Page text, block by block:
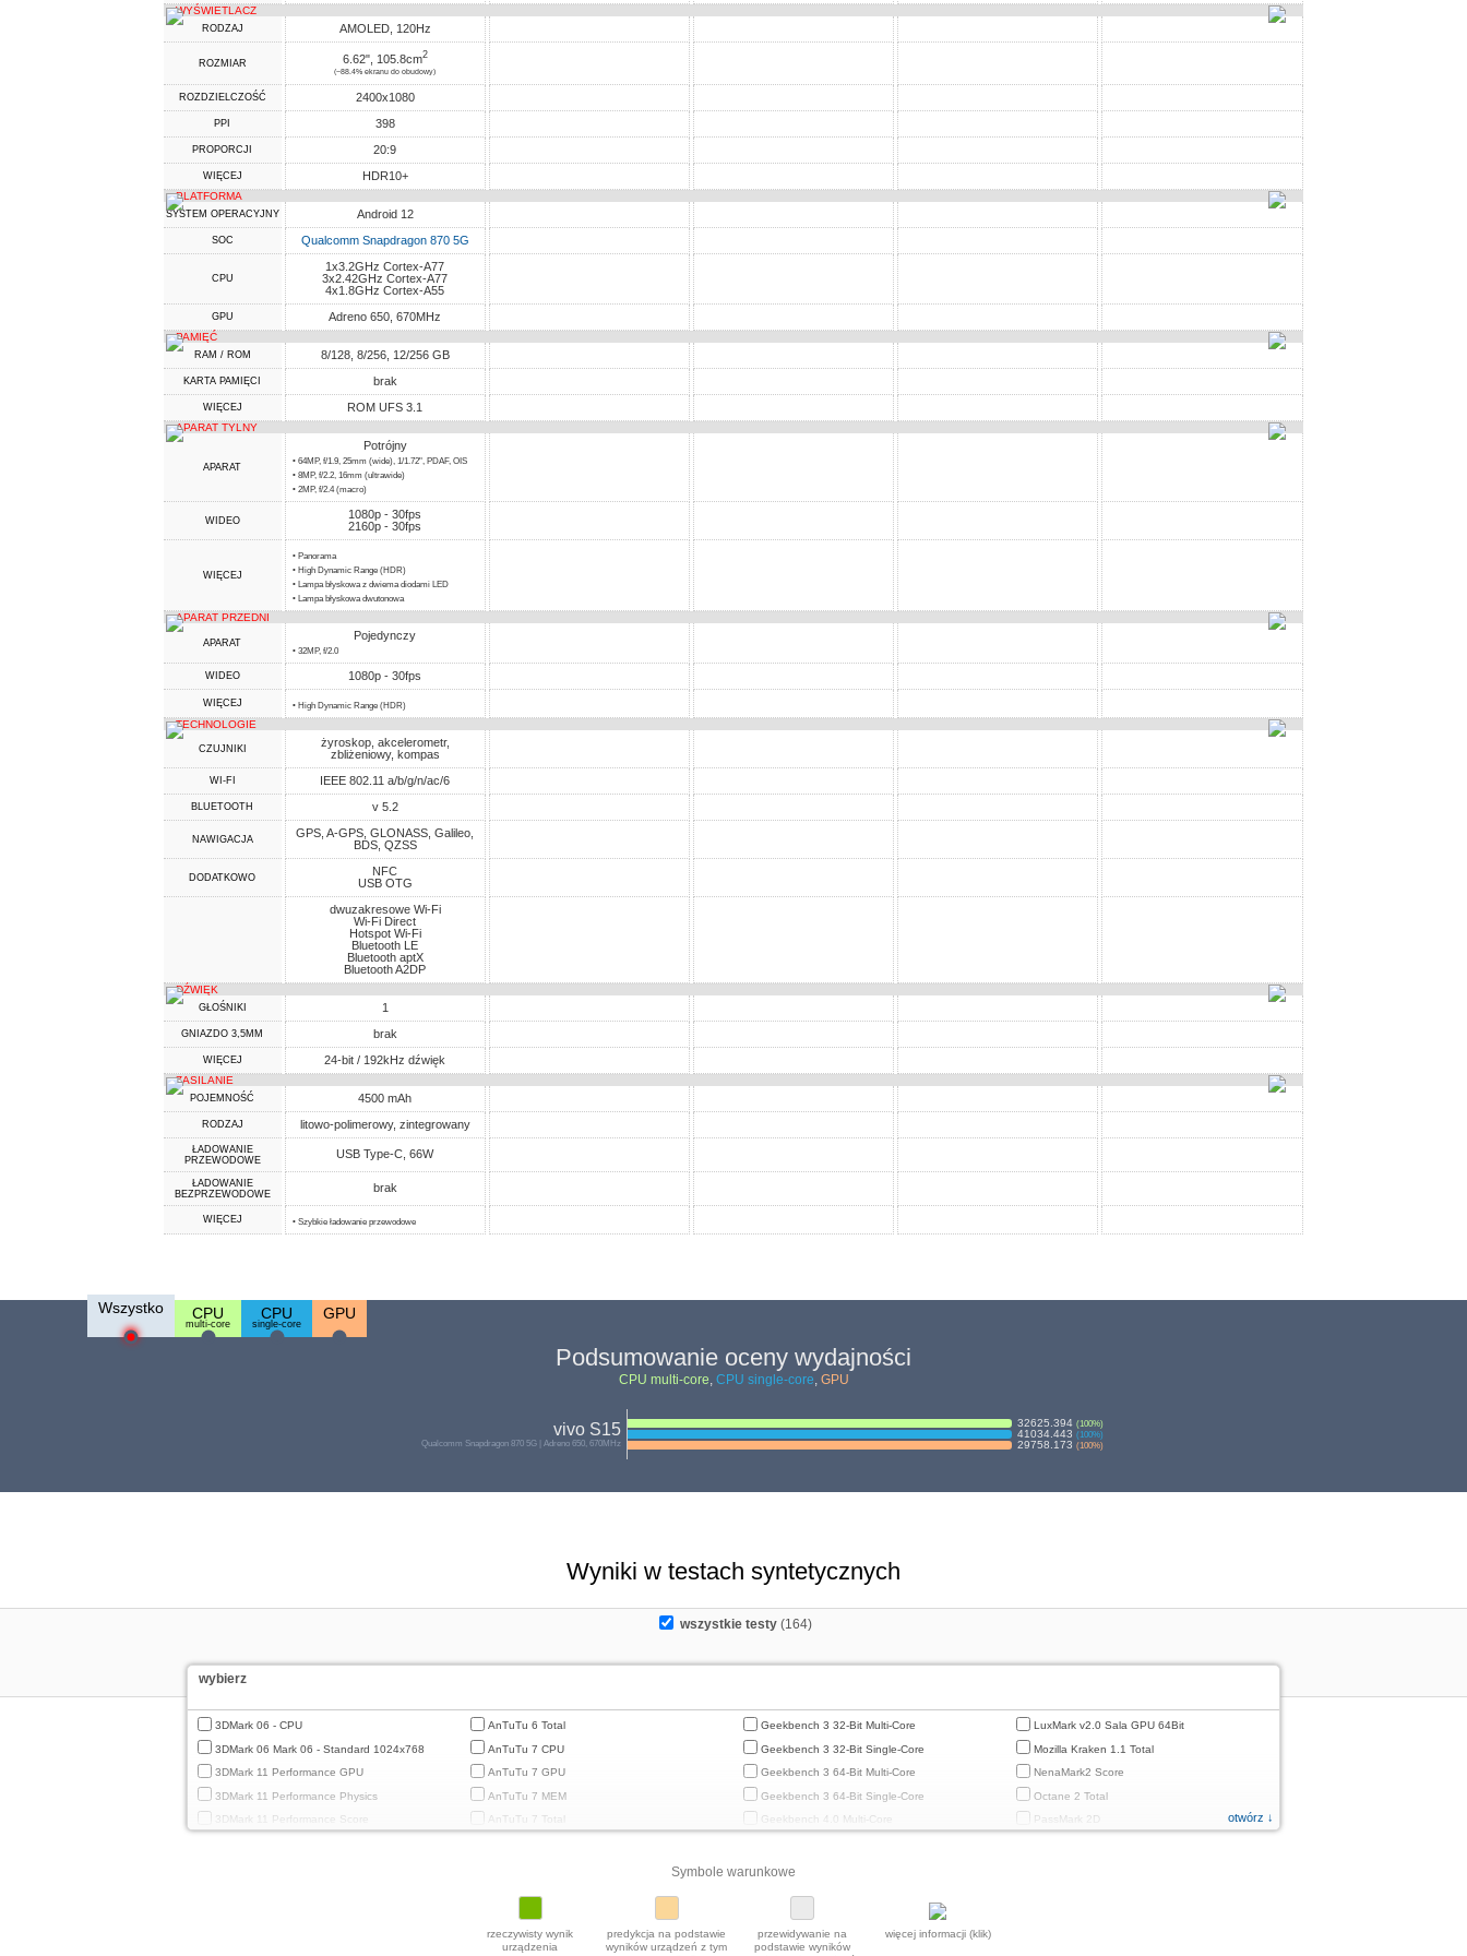
WYŚWIETLACZ
RODZAJ AMOLED, 120Hz
ROZMIAR 6.62", 105.8cm2
(~88.4% ekranu do obudowy)
ROZDZIELCZOŚĆ 2400x1080
PPI 398
PROPORCJI 20:9
WIĘCEJ HDR10+
PLATFORMA
SYSTEM OPERACYJNY Android 12
SOC Qualcomm Snapdragon 870 5G
CPU
1x3.2GHz Cortex-A77
3x2.42GHz Cortex-A77
4x1.8GHz Cortex-A55
GPU Adreno 650, 670MHz
PAMIĘĆ
RAM / ROM 8/128, 8/256, 12/256 GB
KARTA PAMIĘCI brak
WIĘCEJ ROM UFS 3.1
APARAT TYLNY
APARAT
Potrójny
• 64MP, f/1.9, 25mm (wide), 1/1.72", PDAF, OIS
• 8MP, f/2.2, 16mm (ultrawide)
• 2MP, f/2.4 (macro)
WIDEO
1080p - 30fps
2160p - 30fps
WIĘCEJ
• Panorama
• High Dynamic Range (HDR)
• Lampa błyskowa z dwiema diodami LED
• Lampa błyskowa dwutonowa
APARAT PRZEDNI
APARAT
Pojedynczy
• 32MP, f/2.0
WIDEO 1080p - 30fps
WIĘCEJ • High Dynamic Range (HDR)
TECHNOLOGIE
CZUJNIKI
żyroskop, akcelerometr,
zbliżeniowy, kompas
WI-FI IEEE 802.11 a/b/g/n/ac/6
BLUETOOTH v 5.2
NAWIGACJA
GPS, A-GPS, GLONASS, Galileo,
BDS, QZSS
DODATKOWO
NFC
USB OTG
dwuzakresowe Wi-Fi
Wi-Fi Direct
Hotspot Wi-Fi
Bluetooth LE
Bluetooth aptX
Bluetooth A2DP
DŹWIĘK
GŁOŚNIKI 1
GNIAZDO 3,5MM brak
WIĘCEJ 24-bit / 192kHz dźwięk
ZASILANIE
POJEMNOŚĆ 4500 mAh
RODZAJ litowo-polimerowy, zintegrowany
ŁADOWANIE
PRZEWODOWE
USB Type-C, 66W
ŁADOWANIE
BEZPRZEWODOWE
brak
WIĘCEJ • Szybkie ładowanie przewodowe
Wszystko CPU
multi-core
CPU
single-core
GPU
Podsumowanie oceny wydajności
CPU multi-core, CPU single-core, GPU
vivo S15
Qualcomm Snapdragon 870 5G | Adreno 650, 670MHz
32625.394 (100%)
41034.443 (100%)
29758.173 (100%)
Wyniki w testach syntetycznych
wszystkie testy (164)
wybierz
3DMark 06 - CPU
3DMark 06 Mark 06 - Standard 1024x768
3DMark 11 Performance GPU
3DMark 11 Performance Physics
3DMark 11 Performance Score
AnTuTu 6 Total
AnTuTu 7 CPU
AnTuTu 7 GPU
AnTuTu 7 MEM
AnTuTu 7 Total
AnTuTu 8 Total
Geekbench 3 32-Bit Multi-Core
Geekbench 3 32-Bit Single-Core
Geekbench 3 64-Bit Multi-Core
Geekbench 3 64-Bit Single-Core
Geekbench 4.0 Multi-Core
Geekbench 4.4 Multi-Core
Geekbench 5 64-Bit Single-Core
LuxMark v2.0 Sala GPU 64Bit
Mozilla Kraken 1.1 Total
NenaMark2 Score
Octane 2 Total
PassMark 2D
otwórz ↓
Symbole warunkowe
rzeczywisty wynik
urządzenia
predykcja na podstawie
wyników urządzeń z tym
przewidywanie na
podstawie wyników
więcej informacji (klik)